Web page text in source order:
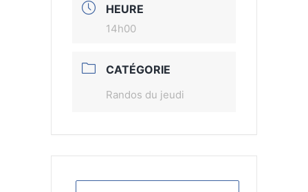
HEURE
14h00
CATÉGORIE
Randos du jeudi